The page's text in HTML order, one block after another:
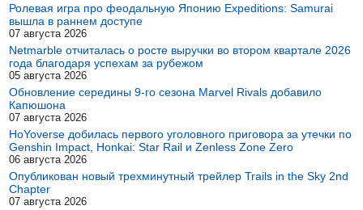
Ролевая игра про феодальную Японию Expeditions: Samurai
вышла в раннем доступе
07 августа 2026
Netmarble отчиталась о росте выручки во втором квартале 2026
года благодаря успехам за рубежом
05 августа 2026
Обновление середины 9-го сезона Marvel Rivals добавило
Капюшона
07 августа 2026
HoYoverse добилась первого уголовного приговора за утечки по
Genshin Impact, Honkai: Star Rail и Zenless Zone Zero
06 августа 2026
Опубликован новый трехминутный трейлер Trails in the Sky 2nd
Chapter
07 августа 2026